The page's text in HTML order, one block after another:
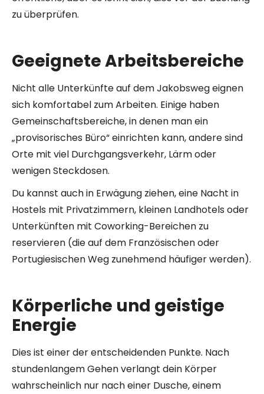
zu überprüfen.
Geeignete Arbeitsbereiche
Nicht alle Unterkünfte auf dem Jakobsweg eignen
sich komfortabel zum Arbeiten. Einige haben
Gemeinschaftsbereiche, in denen man ein
„provisorisches Büro“ einrichten kann, andere sind
Orte mit viel Durchgangsverkehr, Lärm oder
wenigen Steckdosen.
Du kannst auch in Erwägung ziehen, eine Nacht in
Hostels mit Privatzimmern, kleinen Landhotels oder
Unterkünften mit Coworking-Bereichen zu
reservieren (die auf dem Französischen oder
Portugiesischen Weg zunehmend häufiger werden).
Körperliche und geistige
Energie
Dies ist einer der entscheidenden Punkte. Nach
stundenlangem Gehen verlangt dein Körper
wahrscheinlich nur nach einer Dusche, einem